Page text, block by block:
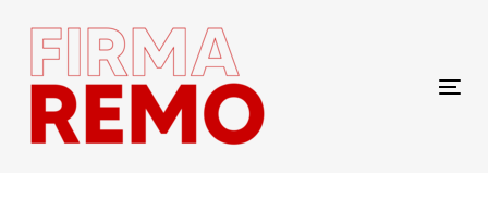
content